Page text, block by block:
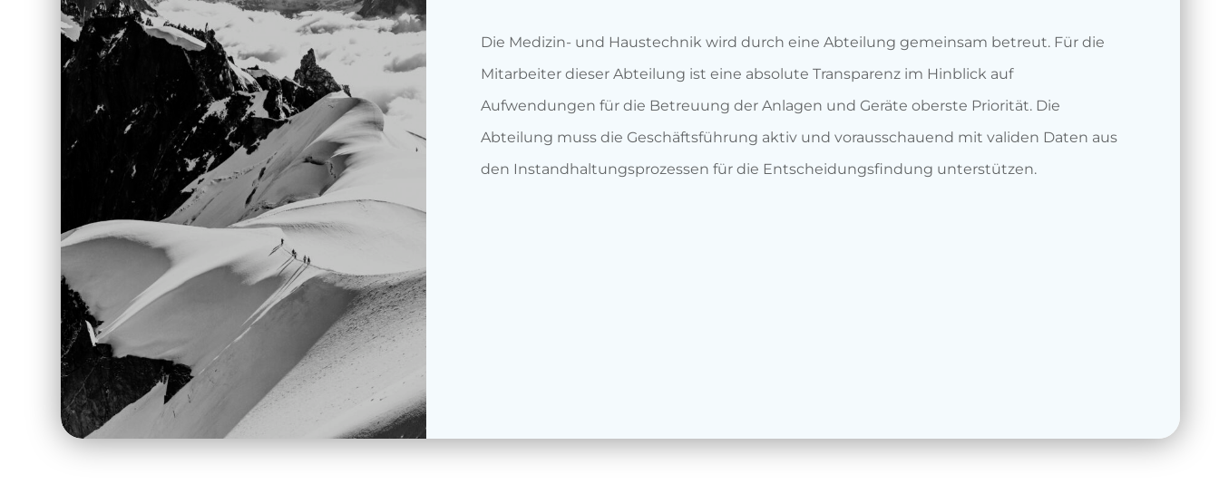
Die Medizin- und Haustechnik wird durch eine Abteilung gemeinsam betreut. Für die
Mitarbeiter dieser Abteilung ist eine absolute Transparenz im Hinblick auf
Aufwendungen für die Betreuung der Anlagen und Geräte oberste Priorität. Die
Abteilung muss die Geschäftsführung aktiv und vorausschauend mit validen Daten aus
den Instandhaltungsprozessen für die Entscheidungsfindung unterstützen.